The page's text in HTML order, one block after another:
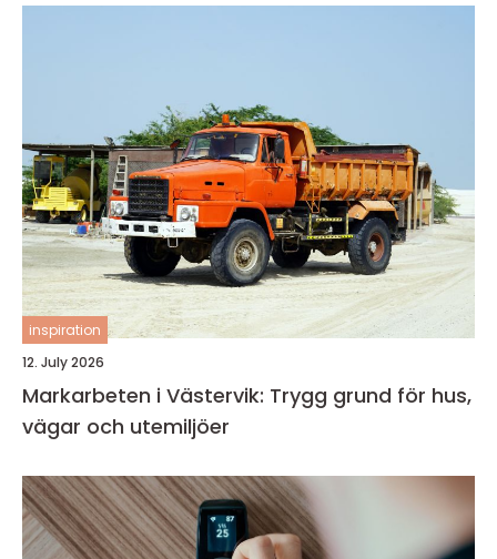
inspiration
12. July 2026
Markarbeten i Västervik: Trygg grund för hus,
vägar och utemiljöer